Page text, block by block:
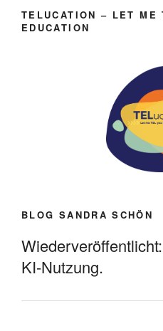
TELUCATION – LET ME
EDUCATION
BLOG SANDRA SCHÖN
KI-Nutzung.